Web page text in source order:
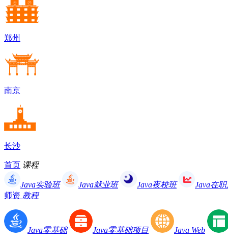
郑州
南京
长沙
首页 课程
Java实验班 Java就业班 Java夜校班
Java在
师资 教程
Java零基础 Java零基础项目 Java Web